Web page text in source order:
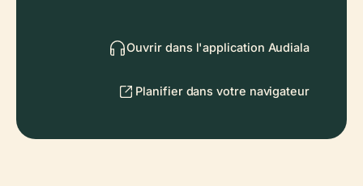
Ouvrir dans l'application Audiala
Planifier dans votre navigateur